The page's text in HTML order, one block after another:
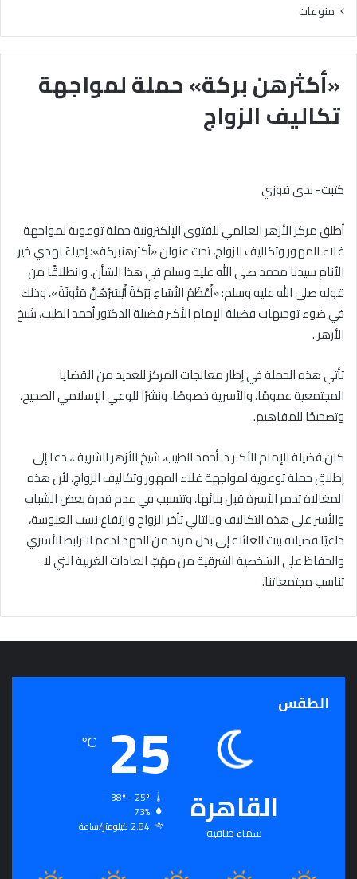
«أكثرهن بركة» حملة لمواجهة
تكاليف الزواج
كتبت- ندى فوزي
أطلق مركز الأزهر العالمي للفتوى الإلكترونية حملة توعوية لمواجهة
غلاء المهور وتكاليف الزواج، تحت عنوان «أكثرهنبركة»؛ إحياءً لهدي خير
الأنام سيدنا محمد صلى الله عليه وسلم في هذا الشأن، وانطلاقًا من
قوله صلى الله عليه وسلم: «أَعْظَمُ النِّسَاءِ بَرَكَةً أَيْسَرُهُنَّ مَئُونَةً»، وذلك
في ضوء توجيهات فضيلة الإمام الأكبر فضيلة الدكتور أحمد الطيب، شيخ
الأزهر .
تأتي هذه الحملة في إطار معالجات المركز للعديد من القضايا
المجتمعية عمومًا، والأسرية خصوصًا، ونشرًا للوعي الإسلامي الصحيح،
وتصحيحًا للمفاهيم.
كان فضيلة الإمام الأكبر د. أحمد الطيب، شيخ الأزهر الشريف، دعا إلى
إطلاق حملة توعوية لمواجهة غلاء المهور وتكاليف الزواج، لأن هذه
المغالاة تدمر الأسرة قبل بنائها، وتتسبب في عدم قدرة بعض الشباب
والأسر على هذه التكاليف وبالتالي تأخر الزواج وارتفاع نسب العنوسة،
داعيًا فضيلته بيت العائلة إلى بذل مزيد من الجهد لدعم الترابط الأسري
والحفاظ على الشخصية الشرقية من مهَبّ العادات الغربية التي لا
تناسب مجتمعاتنا.
منوعات
الطقس
القاهرة
سماء صافية
25
℃
73%
2.84 كيلومتر/ساعة